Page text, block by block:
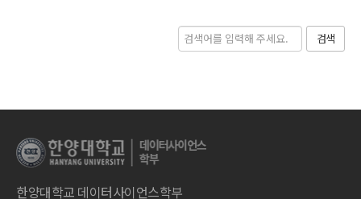
검색
한양대학교 데이터사이언스학부